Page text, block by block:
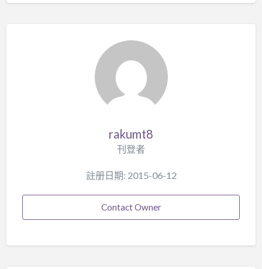
rakumt8
刊登者
註册日期: 2015-06-12
Contact Owner